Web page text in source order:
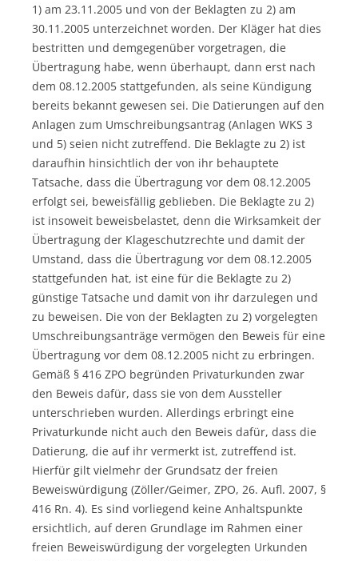
1) am 23.11.2005 und von der Beklagten zu 2) am
30.11.2005 unterzeichnet worden. Der Kläger hat dies
bestritten und demgegenüber vorgetragen, die
Übertragung habe, wenn überhaupt, dann erst nach
dem 08.12.2005 stattgefunden, als seine Kündigung
bereits bekannt gewesen sei. Die Datierungen auf den
Anlagen zum Umschreibungsantrag (Anlagen WKS 3
und 5) seien nicht zutreffend. Die Beklagte zu 2) ist
daraufhin hinsichtlich der von ihr behauptete
Tatsache, dass die Übertragung vor dem 08.12.2005
erfolgt sei, beweisfällig geblieben. Die Beklagte zu 2)
ist insoweit beweisbelastet, denn die Wirksamkeit der
Übertragung der Klageschutzrechte und damit der
Umstand, dass die Übertragung vor dem 08.12.2005
stattgefunden hat, ist eine für die Beklagte zu 2)
günstige Tatsache und damit von ihr darzulegen und
zu beweisen. Die von der Beklagten zu 2) vorgelegten
Umschreibungsanträge vermögen den Beweis für eine
Übertragung vor dem 08.12.2005 nicht zu erbringen.
Gemäß § 416 ZPO begründen Privaturkunden zwar
den Beweis dafür, dass sie von dem Aussteller
unterschrieben wurden. Allerdings erbringt eine
Privaturkunde nicht auch den Beweis dafür, dass die
Datierung, die auf ihr vermerkt ist, zutreffend ist.
Hierfür gilt vielmehr der Grundsatz der freien
Beweiswürdigung (Zöller/Geimer, ZPO, 26. Aufl. 2007, §
416 Rn. 4). Es sind vorliegend keine Anhaltspunkte
ersichtlich, auf deren Grundlage im Rahmen einer
freien Beweiswürdigung der vorgelegten Urkunden